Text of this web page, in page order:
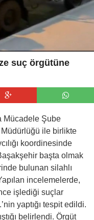
suç örgütüne
Mücadele Şube
ile birlikte
koordinesinde
başta olmak
bulunan silahlı
incelemelerde,
işlediği suçlar
yaptığı tespit edildi.
belirlendi. Örgüt